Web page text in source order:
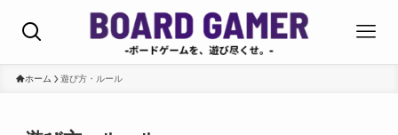
ホーム 遊び方・ルール